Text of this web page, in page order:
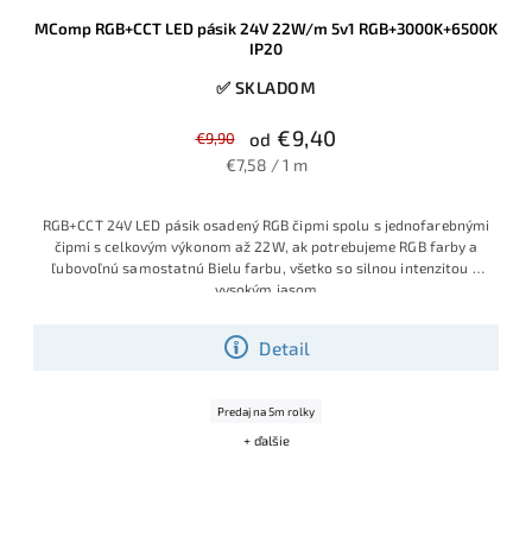
MComp RGB+CCT LED pásik 24V 22W/m 5v1 RGB+3000K+6500K
IP20
✅ SKLADOM
€9,90 od €9,40
€7,58 / 1 m
Detail
RGB+CCT 24V LED pásik osadený RGB čipmi spolu s jednofarebnými
čipmi s celkovým výkonom až 22W, ak potrebujeme RGB farby a
ľubovoľnú samostatnú Bielu farbu, všetko so silnou intenzitou a
vysokým jasom
Predaj na 5m rolky
+ ďalšie